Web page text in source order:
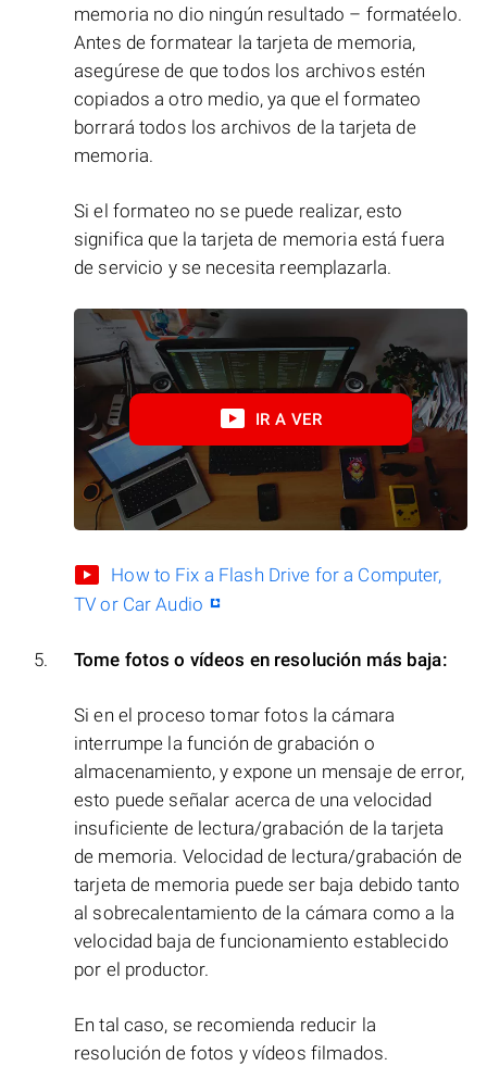
memoria no dio ningún resultado – formatéelo.
Antes de formatear la tarjeta de memoria,
asegúrese de que todos los archivos estén
copiados a otro medio, ya que el formateo
borrará todos los archivos de la tarjeta de
memoria.
Si el formateo no se puede realizar, esto
significa que la tarjeta de memoria está fuera
de servicio y se necesita reemplazarla.
IR A VER
How to Fix a Flash Drive for a Computer,
TV or Car Audio
Tome fotos o vídeos en resolución más baja:
Si en el proceso tomar fotos la cámara
interrumpe la función de grabación o
almacenamiento, y expone un mensaje de error,
esto puede señalar acerca de una velocidad
insuficiente de lectura/grabación de la tarjeta
de memoria. Velocidad de lectura/grabación de
tarjeta de memoria puede ser baja debido tanto
al sobrecalentamiento de la cámara como a la
velocidad baja de funcionamiento establecido
por el productor.
En tal caso, se recomienda reducir la
resolución de fotos y vídeos filmados.